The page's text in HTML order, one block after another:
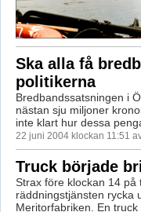
Ska alla få
politikerna
Bredbandssatsningen i
nästan sju miljoner
inte klart hur dessa
22 juni 2004 klockan 11:51
Truck började
Strax före klockan 14 på
räddningstjänsten rycka
Meritorfabriken. En truck